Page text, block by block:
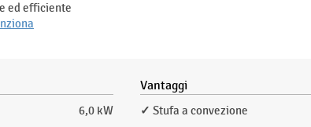
ed efficiente
6,0 kW
Vantaggi
✓ Stufa a convezione